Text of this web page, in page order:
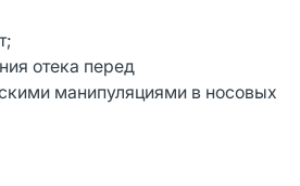
отека перед
манипуляциями в носовых